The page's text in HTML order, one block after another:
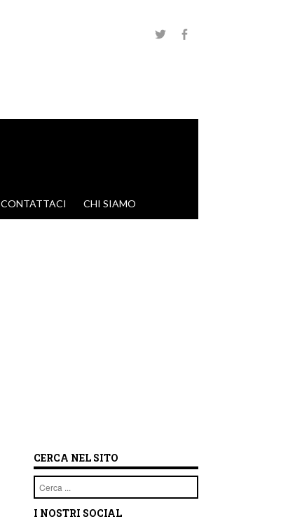
CONTATTACI CHI SIAMO
CERCA NEL SITO
Cerca
I NOSTRI SOCIAL